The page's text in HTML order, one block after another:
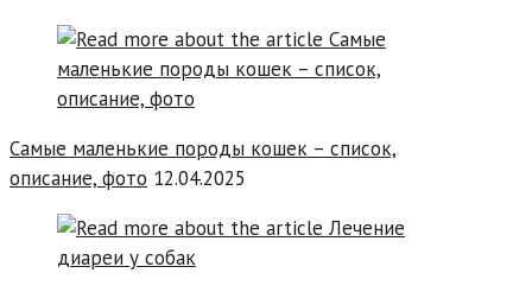
Самые маленькие породы кошек – список,
описание, фото 12.04.2025